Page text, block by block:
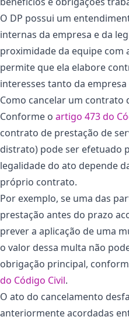
O DP possui um
internas da empresa e da
proximidade da equipe com
permite que ela elabore
interesses tanto da
Como cancelar um contrato
Conforme o artigo 473 do
contrato de prestação de
distrato) pode ser efetuado
legalidade do ato depende
próprio contrato.
Por exemplo, se uma das
prestação antes do prazo
prever a aplicação de uma
o valor dessa multa não
obrigação principal,
do Código Civil.
O ato do cancelamento
anteriormente acordadas